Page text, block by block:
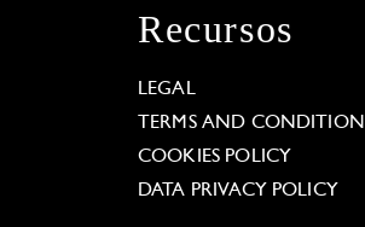
Recursos
LEGAL
TERMS AND
COOKIES POLICY
DATA PRIVACY POLICY